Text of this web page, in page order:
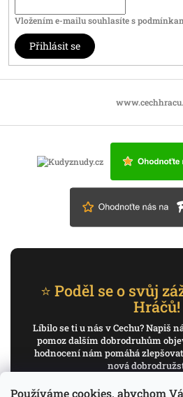
Používáme cookies, abychom
Vložením e-mailu souhlasíte s
Přihlásit se
⭐ Poděl se o svůj
Hráčů!
Líbilo se ti u nás v Cechu? Napiš
pomoz dalším dobrodruhům
hodnocení nám pomáhá
nová